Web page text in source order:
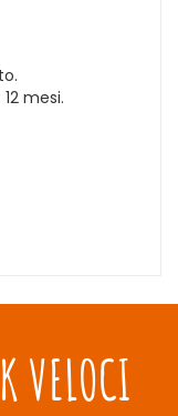
mesi.
VELOCI